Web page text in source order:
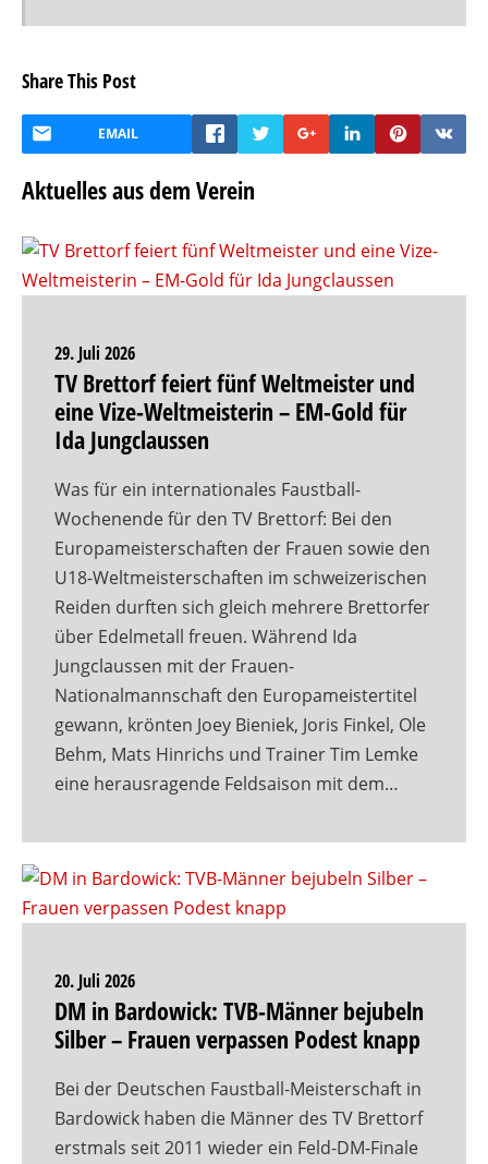
Share This Post
EMAIL
Aktuelles aus dem Verein
29. Juli 2026
TV Brettorf feiert fünf Weltmeister und
eine Vize-Weltmeisterin – EM-Gold für
Ida Jungclaussen
Was für ein internationales Faustball-
Wochenende für den TV Brettorf: Bei den
Europameisterschaften der Frauen sowie den
U18-Weltmeisterschaften im schweizerischen
Reiden durften sich gleich mehrere Brettorfer
über Edelmetall freuen. Während Ida
Jungclaussen mit der Frauen-
Nationalmannschaft den Europameistertitel
gewann, krönten Joey Bieniek, Joris Finkel, Ole
Behm, Mats Hinrichs und Trainer Tim Lemke
eine herausragende Feldsaison mit dem…
20. Juli 2026
DM in Bardowick: TVB-Männer bejubeln
Silber – Frauen verpassen Podest knapp
Bei der Deutschen Faustball-Meisterschaft in
Bardowick haben die Männer des TV Brettorf
erstmals seit 2011 wieder ein Feld-DM-Finale